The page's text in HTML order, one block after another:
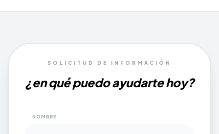
SOLICITUD DE INFORMACIÓN
¿en qué puedo ayudarte hoy?
NOMBRE